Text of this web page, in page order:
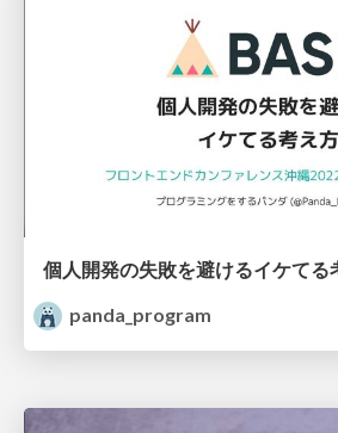
panda_program